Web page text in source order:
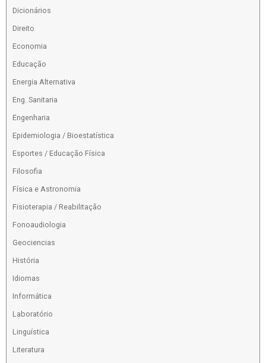
Dicionários
Direito
Economia
Educação
Energia Alternativa
Eng. Sanitaria
Engenharia
Epidemiologia / Bioestatística
Esportes / Educação Física
Filosofia
Física e Astronomia
Fisioterapia / Reabilitação
Fonoaudiologia
Geociencias
História
Idiomas
Informática
Laboratório
Linguística
Literatura